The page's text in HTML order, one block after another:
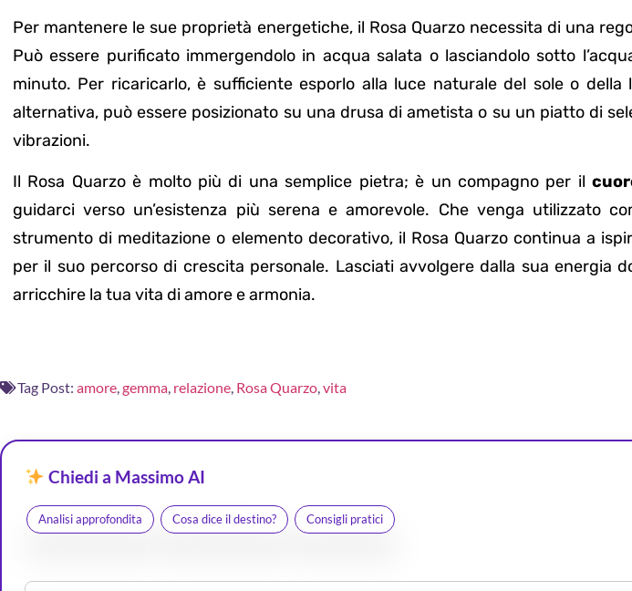
Per mantenere le sue proprietà energetiche, il Rosa Quarzo necessita di una
Può essere purificato immergendolo in acqua salata o lasciandolo sotto
minuto. Per ricaricarlo, è sufficiente esporlo alla luce naturale del sole o della
alternativa, può essere posizionato su una drusa di ametista o su un piatto di
vibrazioni.
Il Rosa Quarzo è molto più di una semplice pietra; è un compagno per il
guidarci verso un’esistenza più serena e amorevole. Che venga utilizzato
strumento di meditazione o elemento decorativo, il Rosa Quarzo continua a
per il suo percorso di crescita personale. Lasciati avvolgere dalla sua energia
arricchire la tua vita di amore e armonia.
Tag Post: amore,gemma, relazione, Rosa Quarzo,vita
Chiedi a Massimo AI
Analisi approfondita Cosa dice il destino? Consigli pratici